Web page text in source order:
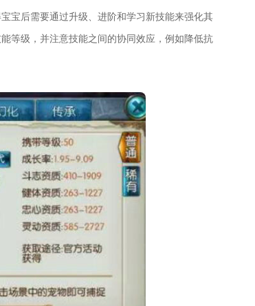
宝后需要通过升级、进阶和学习新技能来强化其
等级，并注意技能之间的协同效应，例如降低抗